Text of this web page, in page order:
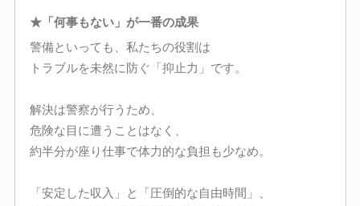
★「何事もない」が一番の成果
警備といっても、私たちの役割は
トラブルを未然に防ぐ「抑止力」です。
解決は警察が行うため、
危険な目に遭うことはなく、
約半分が座り仕事で体力的な負担も少なめ。
「安定した収入」と「圧倒的な自由時間」、